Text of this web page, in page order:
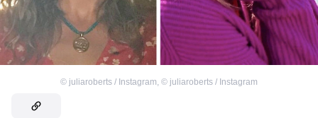
© juliaroberts / Instagram, © juliaroberts / Instagram